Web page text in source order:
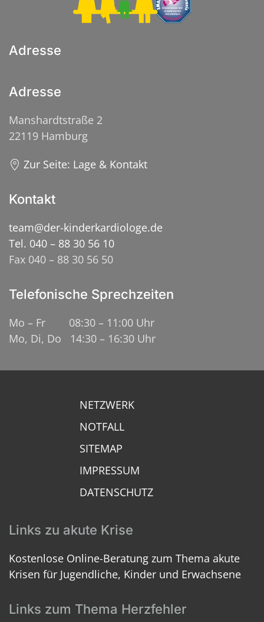
Adresse
Adresse
Manshardtstraße 2
22119 Hamburg
Zur Seite: Lage & Kontakt
Kontakt
team@der-kinderkardiologe.de
Tel. 040 – 88 30 56 10
Fax 040 – 88 30 56 50
Telefonische Sprechzeiten
Mo – Fr 08:30 – 11:00 Uhr
Mo, Di, Do 14:30 – 16:30 Uhr
NETZWERK
NOTFALL
SITEMAP
IMPRESSUM
DATENSCHUTZ
Links zu akute Krise
Kostenlose Online-Beratung zum Thema akute
Krisen für Jugendliche, Kinder und Erwachsene
Links zum Thema Herzfehler